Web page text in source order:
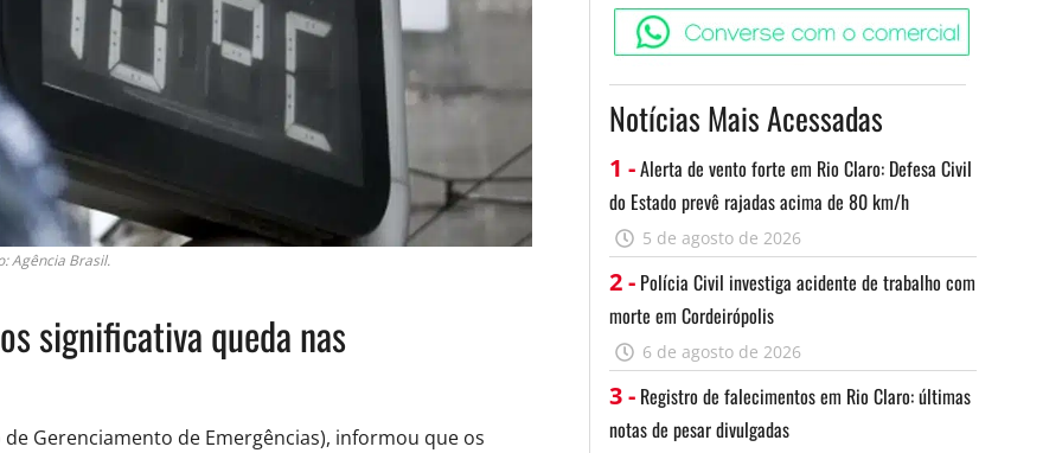
Agência Brasil.
significativa queda nas
Gerenciamento de Emergências), informou que os
Notícias Mais Acessadas
1 -Alerta de vento forte em Rio Claro: Defesa Civil
do Estado prevê rajadas acima de 80 km/h
5 de agosto de 2026
2 - Polícia Civil investiga acidente de trabalho com
morte em Cordeirópolis
6 de agosto de 2026
3 - Registro de falecimentos em Rio Claro: últimas
notas de pesar divulgadas